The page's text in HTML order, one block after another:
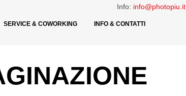
Info: info@photopiu.it
SERVICE & COWORKING INFO & CONTATTI